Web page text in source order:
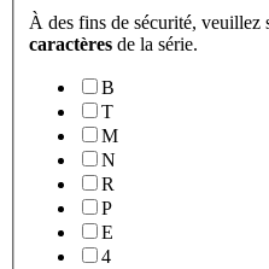
À des fins de sécurité, veuillez
caractères de la série.
B
T
M
N
R
P
E
4